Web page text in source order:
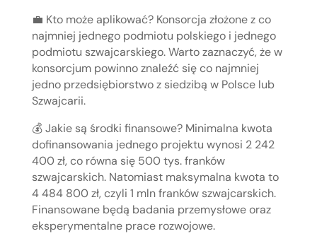
💼 Kto może aplikować? Konsorcja złożone z co
najmniej jednego podmiotu polskiego i jednego
podmiotu szwajcarskiego. Warto zaznaczyć, że w
konsorcjum powinno znaleźć się co najmniej
jedno przedsiębiorstwo z siedzibą w Polsce lub
Szwajcarii.
💰 Jakie są środki finansowe? Minimalna kwota
dofinansowania jednego projektu wynosi 2 242
400 zł, co równa się 500 tys. franków
szwajcarskich. Natomiast maksymalna kwota to
4 484 800 zł, czyli 1 mln franków szwajcarskich.
Finansowane będą badania przemysłowe oraz
eksperymentalne prace rozwojowe.